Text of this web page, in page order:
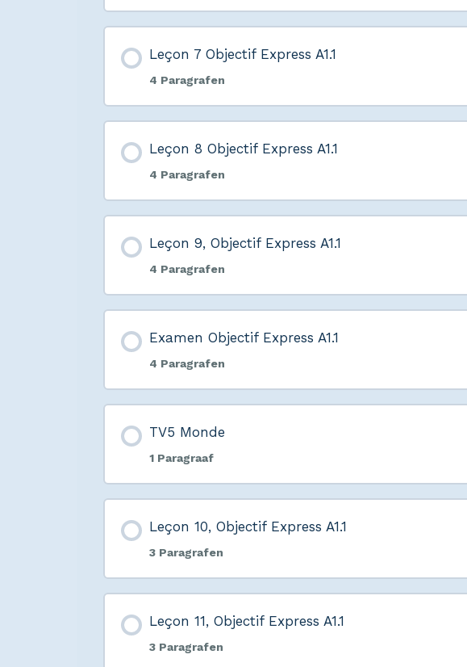
Leçon 7 Objectif Express A1.1
4 Paragrafen
Leçon 8 Objectif Express A1.1
4 Paragrafen
Leçon 9, Objectif Express A1.1
4 Paragrafen
Examen Objectif Express A1.1
4 Paragrafen
TV5 Monde
1 Paragraaf
Leçon 10, Objectif Express A1.1
3 Paragrafen
Leçon 11, Objectif Express A1.1
3 Paragrafen